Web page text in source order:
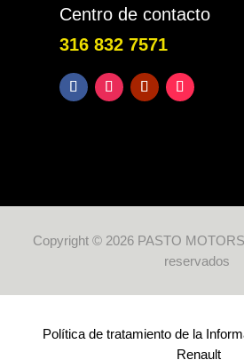
Centro de contacto
316 832 7571
Copyright © 2026 PASTO
reservados
Política de tratamiento de la
Renault